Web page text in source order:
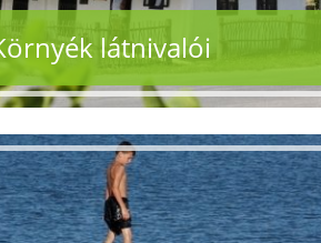
látnivalói